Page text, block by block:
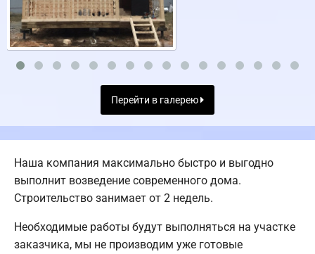
Перейти в галерею
Наша компания максимально быстро и выгодно
выполнит возведение современного дома.
Строительство занимает от 2 недель.
Необходимые работы будут выполняться на участке
заказчика, мы не производим уже готовые